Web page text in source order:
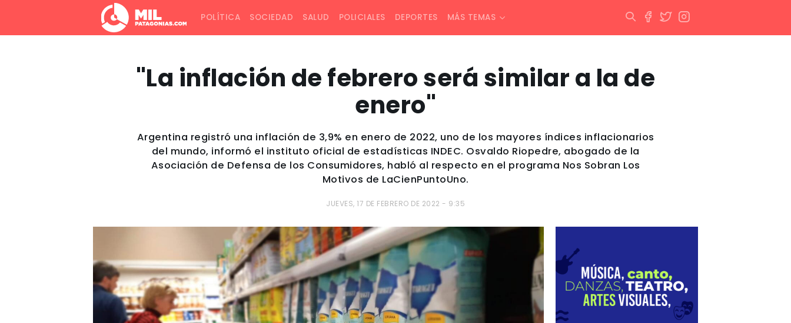
POLÍTICA SOCIEDAD SALUD POLICIALES DEPORTES MÁS TEMAS
"La inflación de febrero será similar a la de
enero"
Argentina registró una inflación de 3,9% en enero de 2022, uno de los mayores índices inflacionarios
del mundo, informó el instituto oficial de estadísticas INDEC. Osvaldo Riopedre, abogado de la
Asociación de Defensa de los Consumidores, habló al respecto en el programa Nos Sobran Los
Motivos de LaCienPuntoUno.
JUEVES, 17 DE FEBRERO DE 2022 - 9:35